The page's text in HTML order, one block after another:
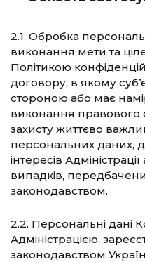
2.1. Обробка
виконання мети та
Політикою
договору, в якому
стороною або має
виконання правового
захисту життєво
персональних даних,
інтересів
випадків,
законодавством.
2.2. Персональні дані
Адміністрацією,
законодавством